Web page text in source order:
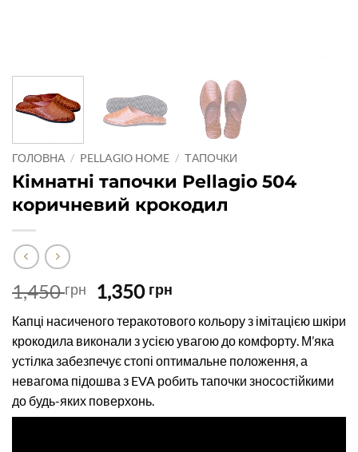
ГОЛОВНА / PELLAGIO HOME / ТАПОЧКИ
Кімнатні тапочки Pellagio 504
коричневий крокодил
1,450грн
Оригінальна
ціна:
1,450 грн.
1,350 грн
1,350 грн.
Капці насиченого теракотового кольору з імітацією шкіри
крокодила виконали з усією увагою до комфорту. М’яка
устілка забезпечує стопі оптимальне положення, а
невагома підошва з EVA робить тапочки зносостійкими
до будь-яких поверхонь.